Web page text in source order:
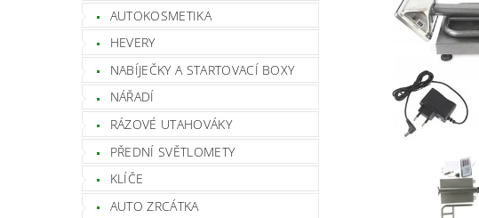
AUTOKOSMETIKA
HEVERY
NABÍJEČKY A STARTOVACÍ BOXY
NÁŘADÍ
RÁZOVÉ UTAHOVÁKY
PŘEDNÍ SVĚTLOMETY
KLÍČE
AUTO ZRCÁTKA